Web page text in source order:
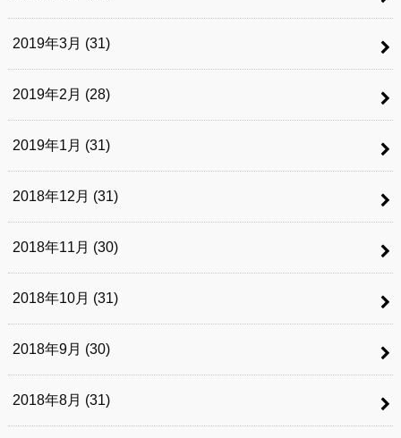
2019年3月 (31)
2019年2月 (28)
2019年1月 (31)
2018年12月 (31)
2018年11月 (30)
2018年10月 (31)
2018年9月 (30)
2018年8月 (31)